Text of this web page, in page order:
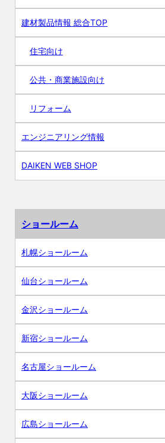
建材製品情報 総合TOP
住宅向け
公共・商業施設向け
リフォーム
エンジニアリング情報
DAIKEN WEB SHOP
ショールーム
札幌ショールーム
仙台ショールーム
金沢ショールーム
新宿ショールーム
名古屋ショールーム
大阪ショールーム
広島ショールーム